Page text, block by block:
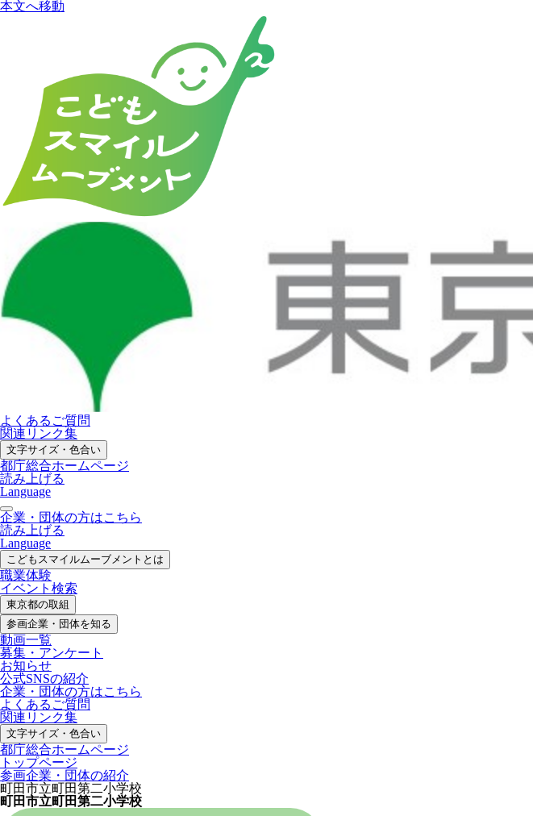
本文へ移動
よくあるご質問
関連リンク集
文字サイズ・色合い
都庁総合ホームページ
読み上げる
Language
企業・団体の方はこちら
読み上げる
Language
こどもスマイルムーブメントとは
職業体験
イベント検索
東京都の取組
参画企業・ 団体を知る
動画一覧
募集・ アンケート
お知らせ
公式SNSの紹介
企業・団体の方はこちら
よくあるご質問
関連リンク集
文字サイズ・色合い
都庁総合ホームページ
トップページ
参画企業・団体の紹介
町田市立町田第二小学校
町田市立町田第二小学校